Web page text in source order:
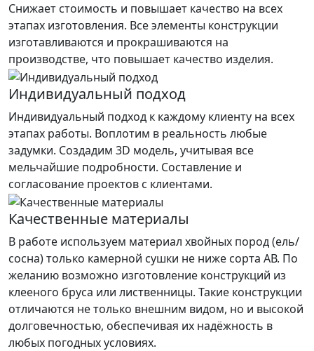
Снижает стоимость и повышает качество на всех
этапах изготовления. Все элементы конструкции
изготавливаются и прокрашиваются на
производстве, что повышает качество изделия.
Индивидуальный подход
Индивидуальный подход к каждому клиенту на всех
этапах работы. Воплотим в реальность любые
задумки. Создадим 3D модель, учитывая все
мельчайшие подробности. Составление и
согласование проектов с клиентами.
Качественные материалы
В работе используем материал хвойных пород (ель/
сосна) только камерной сушки не ниже сорта АВ. По
желанию возможно изготовление конструкций из
клееного бруса или лиственницы. Такие конструкции
отличаются не только внешним видом, но и высокой
долговечностью, обеспечивая их надёжность в
любых погодных условиях.